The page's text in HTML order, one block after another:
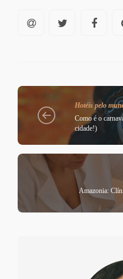
Hotéis pelo
Como é o
cidade!)
Amazonia: